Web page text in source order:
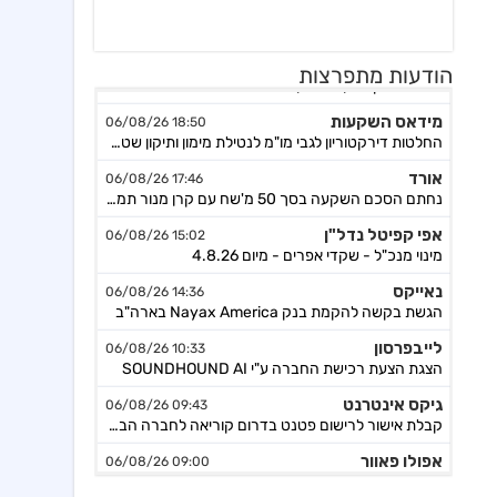
הודעות מתפרצות
החלטות דירקטוריון לגבי מו"מ לנטילת מימון ותיקון שטר נאמנות אג"ח ד׳ - המשך בק"ע תזמ"ז חזוי והיערכות ל
נחתם הסכם השקעה בסך 50 מ'שח עם קרן מנור תמורת הקצאה פרטית ב-164.51 ש״ח למניה +אופציה להשקעה נוספת, ה
מינוי מנכ"ל - שקדי אפרים - מיום 4.8.26
הגשת בקשה להקמת בנק Nayax America בארה"ב
הצגת הצעת רכישת החברה ע"י SOUNDHOUND AI
קבלת אישור לרישום פטנט בדרום קוריאה לחברה הבת דליברז בתחום ניווט מתקדם לרכבים ורובוטים
הזמנת עבודה מאמזון להקמת קירוי סולארי לחניה בצרפת בסך של כ-2 מ'ש"ח,המשך